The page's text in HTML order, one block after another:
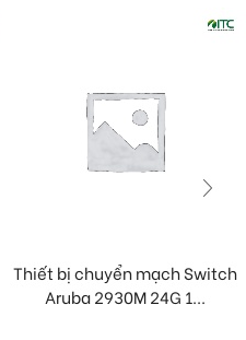
Thiết bị chuyển mạch Switch
Aruba 2930M 24G 1...